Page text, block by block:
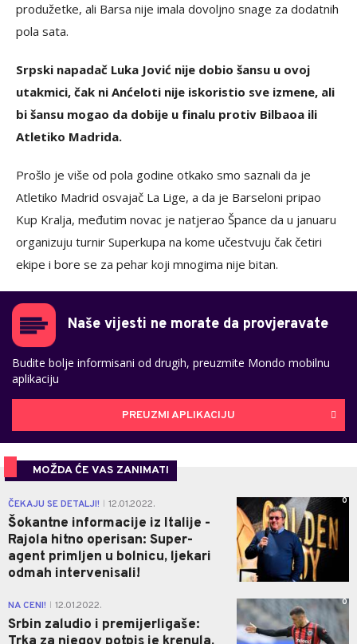
produžetke, ali Barsa nije imala dovoljno snage za dodatnih
pola sata.
Srpski napadač Luka Jović nije dobio šansu u ovoj
utakmici, čak ni Anćeloti nije iskoristio sve izmene, ali
bi šansu mogao da dobije u finalu protiv Bilbaoa ili
Atletiko Madrida.
Prošlo je više od pola godine otkako smo saznali da je
Atletiko Madrid osvajač La Lige, a da je Barseloni pripao
Kup Kralja, međutim novac je natjerao Špance da u januaru
organizuju turnir Superkupa na kome učestvuju čak četiri
ekipe i bore se za pehar koji mnogima nije bitan.
Naše vijesti ne morate da provjeravate
Budite bolje informisani od drugih, preuzmite Mondo mobilnu
aplikaciju
PREUZMI APLIKACIJU
MOŽDA ĆE VAS ZANIMATI
ČEKAJU SE DETALJI! 12.01.2022.
Šokantne informacije iz Italije -
Rajola hitno operisan: Super-
agent primljen u bolnicu, ljekari
odmah intervenisali!
0
NA CENI! 12.01.2022.
Srbin zaludio i premijerligaše:
0